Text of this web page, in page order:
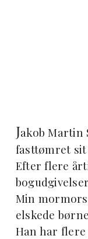
Jakob
fasttømret
Efter flere
Min
elskede
Han har flere